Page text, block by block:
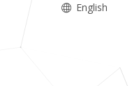
English